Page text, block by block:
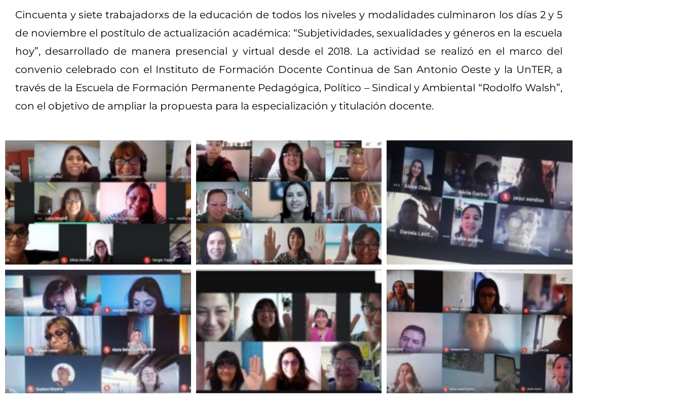
Cincuenta y siete trabajadorxs de la educación de todos los niveles y modalidades culminaron los días 2 y 5
de noviembre el postítulo de actualización académica: “Subjetividades, sexualidades y géneros en la escuela
hoy”, desarrollado de manera presencial y virtual desde el 2018. La actividad se realizó en el marco del
convenio celebrado con el Instituto de Formación Docente Continua de San Antonio Oeste y la UnTER, a
través de la Escuela de Formación Permanente Pedagógica, Político – Sindical y Ambiental “Rodolfo Walsh”,
con el objetivo de ampliar la propuesta para la especialización y titulación docente.